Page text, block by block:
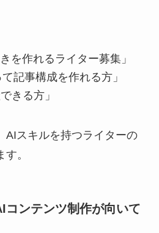
を作れるライター募集」
記事構成を作れる方」
きる方」
AIスキルを持つライターの
。
コンテンツ制作が向いて